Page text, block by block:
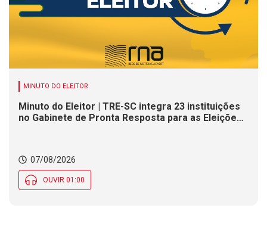
MINUTO DO ELEITOR
Minuto do Eleitor | TRE-SC integra 23 instituições
no Gabinete de Pronta Resposta para as Eleições
07/08/2026
OUVIR 01:00